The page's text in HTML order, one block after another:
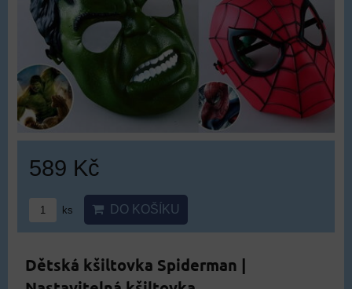
589 Kč
ks DO KOŠÍKU
Dětská kšiltovka Spiderman |